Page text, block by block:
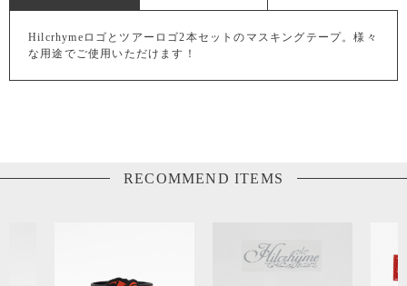
Hilcrhymeロゴとツアーロゴ2本セットのマスキングテープ。様々
な用途でご使用いただけます！
RECOMMEND ITEMS